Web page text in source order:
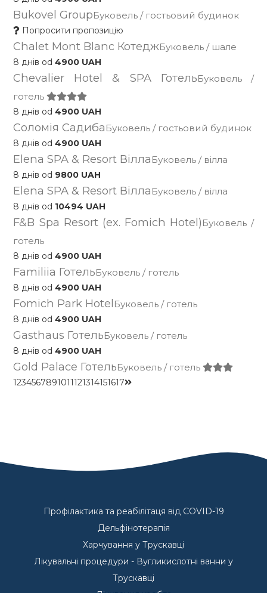
Bukovel GroupБуковель / гостьовий будинок
Попросити пропозицію
Chalet Mont Blanc КотеджБуковель / шале
8 днів od4900 UAH
Chevalier Hotel & SPA ГотельБуковель /
готель
8 днів od4900 UAH
Cоломія Садиба Буковель / гостьовий будинок
8 днів od4900 UAH
Elena SPA & Resort Вілла Буковель / вілла
8 днів od 9800 UAH
Elena SPA & Resort Вілла Буковель / вілла
8 днів od 10494 UAH
F&B Spa Resort (ex. Fomich Hotel) Буковель /
готель
8 днів od4900 UAH
Familiia ГотельБуковель / готель
8 днів od4900 UAH
Fomich Park Hotel Буковель / готель
8 днів od4900 UAH
Gasthaus ГотельБуковель / готель
8 днів od4900 UAH
Gold Palace ГотельБуковель / готель
1234567891011121314151617
Профілактика та реабілітаця від COVID-19
Дельфінотерапія
Харчування у Трускавці
Лікувальні процедури - Вугликислотні ванни у
Трускавці